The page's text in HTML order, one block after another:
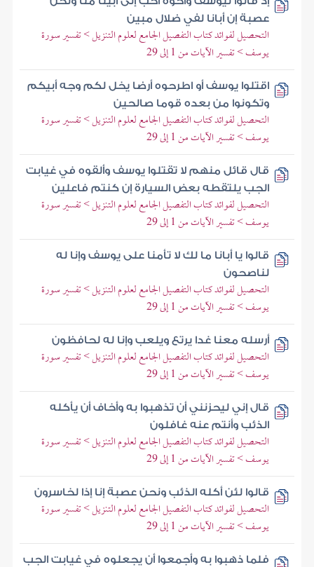
عصبة إن أبانا لفي ضلال مبين
التحصيل لفوائد كتاب التفصيل الجامع لعلوم التنزيل > تفسير سورة
يوسف > تفسير الآيات من 1 إلى 29
اقتلوا يوسف أو اطرحوه أرضا يخل لكم وجه أبيكم
وتكونوا من بعده قوما صالحين
التحصيل لفوائد كتاب التفصيل الجامع لعلوم التنزيل > تفسير سورة
يوسف > تفسير الآيات من 1 إلى 29
قال قائل منهم لا تقتلوا يوسف وألقوه في غيابت
الجب يلتقطه بعض السيارة إن كنتم فاعلين
التحصيل لفوائد كتاب التفصيل الجامع لعلوم التنزيل > تفسير سورة
يوسف > تفسير الآيات من 1 إلى 29
قالوا يا أبانا ما لك لا تأمنا على يوسف وإنا له
لناصحون
التحصيل لفوائد كتاب التفصيل الجامع لعلوم التنزيل > تفسير سورة
يوسف > تفسير الآيات من 1 إلى 29
أرسله معنا غدا يرتع ويلعب وإنا له لحافظون
التحصيل لفوائد كتاب التفصيل الجامع لعلوم التنزيل > تفسير سورة
يوسف > تفسير الآيات من 1 إلى 29
قال إني ليحزنني أن تذهبوا به وأخاف أن يأكله
الذئب وأنتم عنه غافلون
التحصيل لفوائد كتاب التفصيل الجامع لعلوم التنزيل > تفسير سورة
يوسف > تفسير الآيات من 1 إلى 29
قالوا لئن أكله الذئب ونحن عصبة إنا إذا لخاسرون
التحصيل لفوائد كتاب التفصيل الجامع لعلوم التنزيل > تفسير سورة
يوسف > تفسير الآيات من 1 إلى 29
فلما ذهبوا به وأجمعوا أن يجعلوه في غيابت الجب